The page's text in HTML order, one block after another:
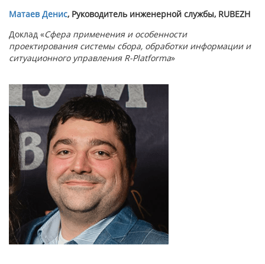
Матаев Денис, Руководитель инженерной службы, RUBEZH
Доклад «Сфера применения и особенности
проектирования системы сбора, обработки информации и
ситуационного управления R-Platforma»